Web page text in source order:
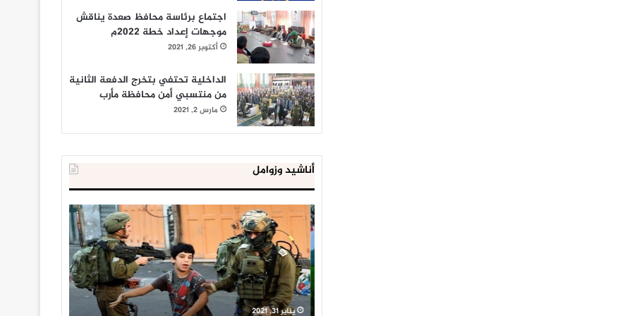
اجتماع برئاسة محافظ صعدة يناقش
موجهات إعداد خطة 2022م
أكتوبر 26, 2021
الداخلية تحتفي بتخرج الدفعة الثانية
من منتسبي أمن محافظة مأرب
مارس 2, 2021
أناشيد وزوامل
العدو
الإسرائيلي
اعتقل
543
طفلا
فلسطينيا
خلال
يناير 31, 2021
الداخلية
تعلن
إحباط
‘مخطط
كبير’